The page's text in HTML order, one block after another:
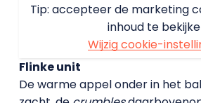
Tip: accepteer de marketing
inhoud te
Wijzig cookie-
Flinke unit
De warme appel onder in het